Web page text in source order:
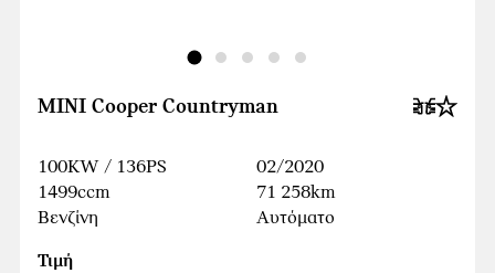
MINI Cooper Countryman
100KW / 136PS
1499ccm
Βενζίνη
02/2020
71 258km
Αυτόματο
Τιμή